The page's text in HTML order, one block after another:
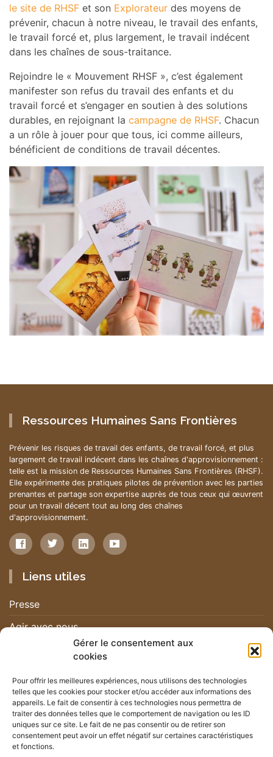
Gérer le consentement aux
cookies
Pour offrir les meilleures expériences, nous utilisons des technologies
telles que les cookies pour stocker et/ou accéder aux informations des
appareils. Le fait de consentir à ces technologies nous permettra de
traiter des données telles que le comportement de navigation ou les ID
uniques sur ce site. Le fait de ne pas consentir ou de retirer son
consentement peut avoir un effet négatif sur certaines caractéristiques
et fonctions.
le site de RHSF et son Explorateur des moyens de
prévenir, chacun à notre niveau, le travail des enfants,
le travail forcé et, plus largement, le travail indécent
dans les chaînes de sous-traitance.
Rejoindre le « Mouvement RHSF », c’est également
manifester son refus du travail des enfants et du
travail forcé et s’engager en soutien à des solutions
durables, en rejoignant la campagne de RHSF. Chacun
a un rôle à jouer pour que tous, ici comme ailleurs,
bénéficient de conditions de travail décentes.
Ressources Humaines Sans Frontières
Prévenir les risques de travail des enfants, de travail forcé, et plus
largement de travail indécent dans les chaînes d'approvisionnement :
telle est la mission de Ressources Humaines Sans Frontières (RHSF).
Elle expérimente des pratiques pilotes de prévention avec les parties
prenantes et partage son expertise auprès de tous ceux qui œuvrent
pour un travail décent tout au long des chaînes
d'approvisionnement.
Liens utiles
Presse
Agir avec nous
Nous contacter
Nos actualités
Newsletter